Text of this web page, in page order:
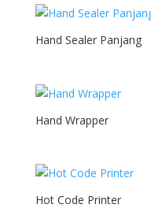
Hand Sealer Panjang
Hand Wrapper
Hot Code Printer